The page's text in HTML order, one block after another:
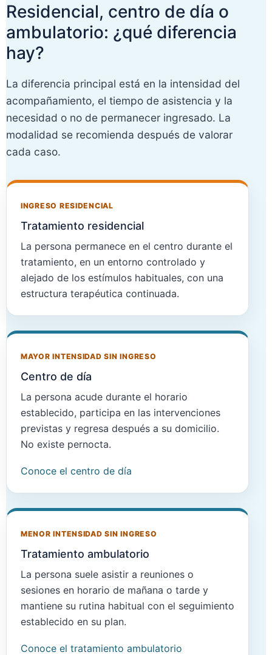
Residencial, centro de día o
ambulatorio: ¿qué diferencia
hay?
La diferencia principal está en la intensidad del
acompañamiento, el tiempo de asistencia y la
necesidad o no de permanecer ingresado. La
modalidad se recomienda después de valorar
cada caso.
INGRESO RESIDENCIAL
Tratamiento residencial
La persona permanece en el centro durante el
tratamiento, en un entorno controlado y
alejado de los estímulos habituales, con una
estructura terapéutica continuada.
MAYOR INTENSIDAD SIN INGRESO
Centro de día
La persona acude durante el horario
establecido, participa en las intervenciones
previstas y regresa después a su domicilio.
No existe pernocta.
Conoce el centro de día
MENOR INTENSIDAD SIN INGRESO
Tratamiento ambulatorio
La persona suele asistir a reuniones o
sesiones en horario de mañana o tarde y
mantiene su rutina habitual con el seguimiento
establecido en su plan.
Conoce el tratamiento ambulatorio